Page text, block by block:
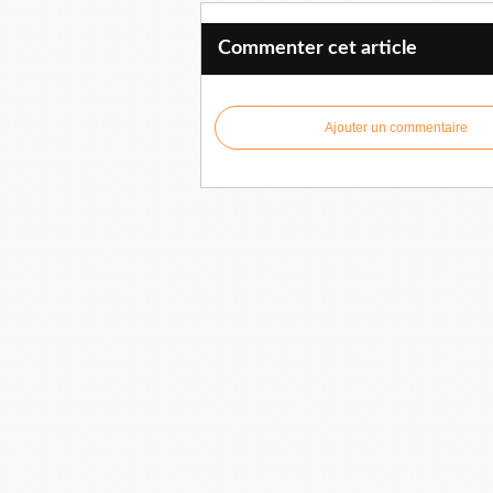
Commenter cet article
Ajouter un commentaire